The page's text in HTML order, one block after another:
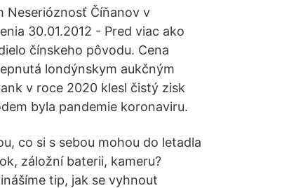
Neserióznosť Číňanov v
30.01.2012 - Pred viac ako
čínskeho pôvodu. Cena
londýnskym aukčným
v roce 2020 klesl čistý zisk
byla pandemie koronaviru.
co si s sebou mohou do letadla
záložní baterii, kameru?
tip, jak se vyhnout